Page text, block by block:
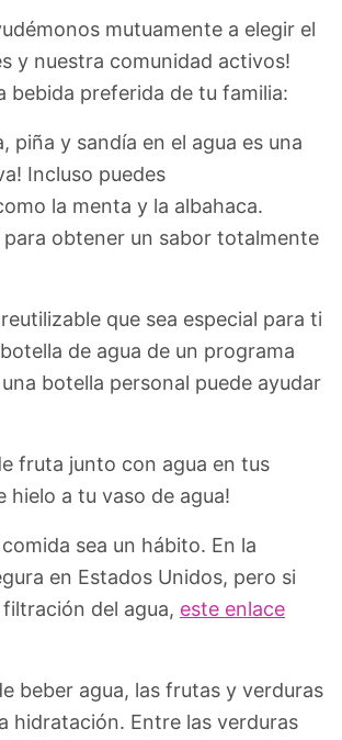
mutuamente a elegir el
y nuestra comunidad activos!
bebida preferida de tu familia:
piña y sandía en el agua es una
Incluso puedes
la menta y la albahaca.
para obtener un sabor totalmente
que sea especial para ti
de agua de un programa
botella personal puede ayudar
fruta junto con agua en tus
hielo a tu vaso de agua!
sea un hábito. En la
en Estados Unidos, pero si
del agua, este enlace
beber agua, las frutas y verduras
hidratación. Entre las verduras